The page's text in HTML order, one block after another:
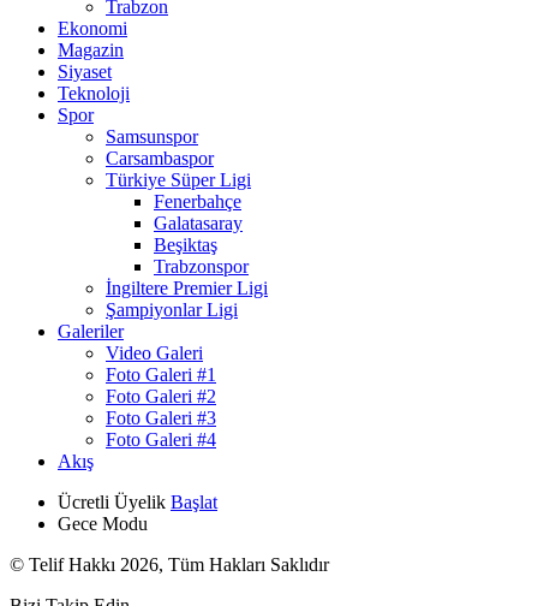
Trabzon
Ekonomi
Magazin
Siyaset
Teknoloji
Spor
Samsunspor
Carsambaspor
Türkiye Süper Ligi
Fenerbahçe
Galatasaray
Beşiktaş
Trabzonspor
İngiltere Premier Ligi
Şampiyonlar Ligi
Galeriler
Video Galeri
Foto Galeri #1
Foto Galeri #2
Foto Galeri #3
Foto Galeri #4
Akış
Ücretli Üyelik Başlat
Gece Modu
© Telif Hakkı 2026, Tüm Hakları Saklıdır